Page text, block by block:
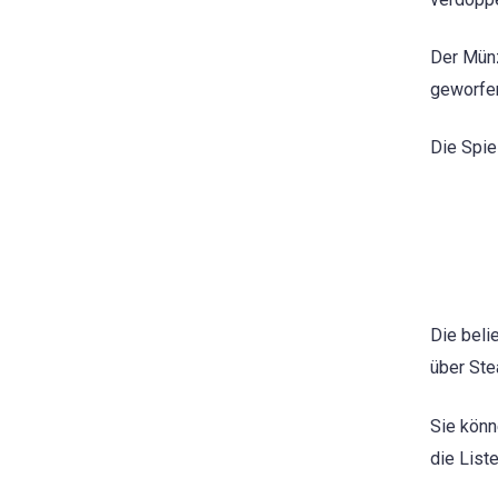
Der
Die
Die
über
Sie
die